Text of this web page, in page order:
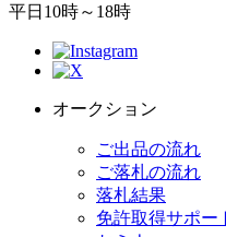
平日10時～18時
オークション
ご出品の流れ
ご落札の流れ
落札結果
免許取得サポー